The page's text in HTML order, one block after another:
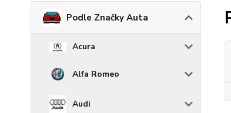
Podle Značky Auta
Acura
Alfa Romeo
Audi